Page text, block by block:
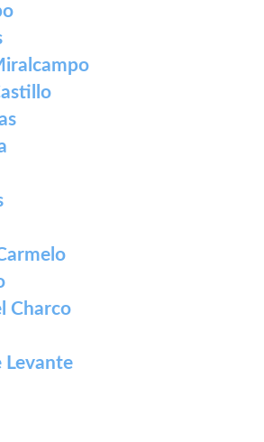
Charco
Levante